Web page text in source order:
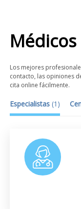
Médicos
Los mejores
contacto, las opiniones
cita online fácilmente.
Especialistas (1 )